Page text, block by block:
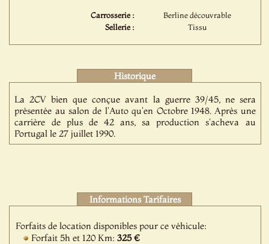
Carrosserie :
Berline découvrable
Sellerie :
Tissu
Historique
La 2CV bien que conçue avant la guerre 39/45, ne sera
présentée au salon de l'Auto qu'en Octobre 1948. Après une
carrière de plus de 42 ans, sa production s'acheva au
Portugal le 27 juillet 1990.
Informations Tarifaires
Forfaits de location disponibles pour ce véhicule:
Forfait 5h et 120 Km:325 €